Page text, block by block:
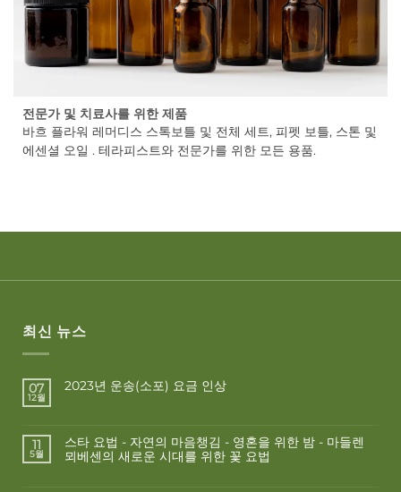
전문가 및 치료사를 위한 제품
바흐 플라워 레머디스 스톡보틀 및 전체 세트, 피펫 보틀, 스톤 및
에센셜 오일 . 테라피스트와 전문가를 위한 모든 용품.
최신 뉴스
07
12월
2023년 운송(소포) 요금 인상
11
5월
스타 요법 - 자연의 마음챙김 - 영혼을 위한 밤 - 마들렌
뫼베센의 새로운 시대를 위한 꽃 요법